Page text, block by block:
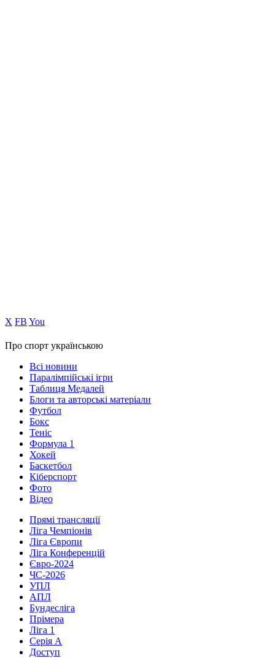
Х FB You
Про спорт українською
Всі новини
Паралімпійські ігри
Таблиця Медалей
Блоги та авторські матеріали
Футбол
Бокс
Теніс
Формула 1
Хокей
Баскетбол
Кіберспорт
Фото
Відео
Прямі трансляції
Ліга Чемпіонів
Ліга Європи
Ліга Конференцій
Євро-2024
ЧС-2026
УПЛ
АПЛ
Бундесліга
Прімера
Ліга 1
Серія А
Доступ